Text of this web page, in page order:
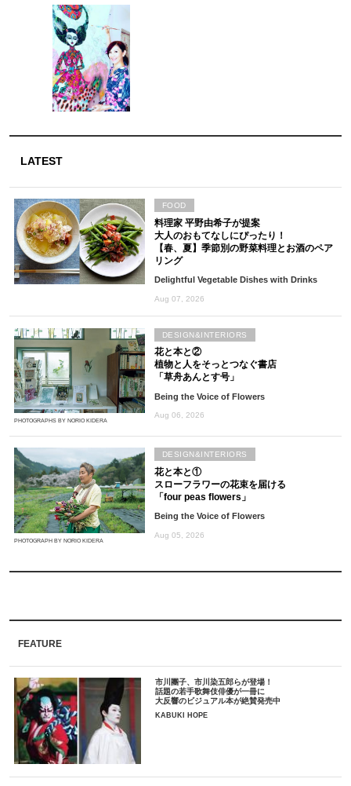
LATEST
料理家 平野由希子が提案
大人のおもてなしにぴったり！
【春、夏】季節別の野菜料理とお酒のペア
リング
Delightful Vegetable Dishes with Drinks
Aug 07, 2026
FOOD
PHOTOGRAPHS BY NORIO KIDERA
花と本と②
植物と人をそっとつなぐ書店
「草舟あんとす号」
Being the Voice of Flowers
Aug 06, 2026
DESIGN&INTERIORS
PHOTOGRAPH BY NORIO KIDERA
花と本と①
スローフラワーの花束を届ける
「four peas flowers」
Being the Voice of Flowers
Aug 05, 2026
DESIGN&INTERIORS
FEATURE
市川團子、市川染五郎らが登場！
話題の若手歌舞伎俳優が一冊に
大反響のビジュアル本が絶賛発売中
KABUKI HOPE